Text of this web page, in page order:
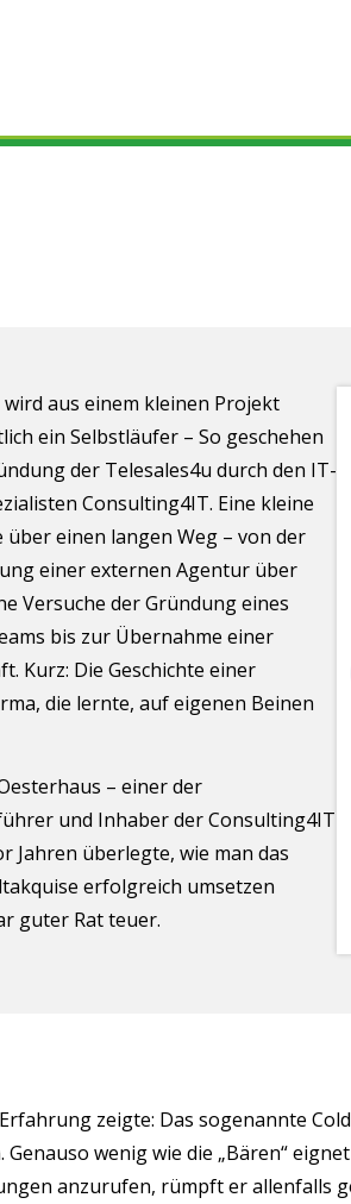
wird aus einem kleinen Projekt
ein Selbstläufer – So geschehen
der Telesales4u durch den IT-
Consulting4IT. Eine kleine
über einen langen Weg – von der
einer externen Agentur über
Versuche der Gründung eines
bis zur Übernahme einer
Kurz: Die Geschichte einer
die lernte, auf eigenen Beinen
– einer der
und Inhaber der Consulting4IT
Jahren überlegte, wie man das
erfolgreich umsetzen
guter Rat teuer.
zeigte: Das sogenannte
wenig wie die „Bären“
anzurufen, rümpft er allenfalls